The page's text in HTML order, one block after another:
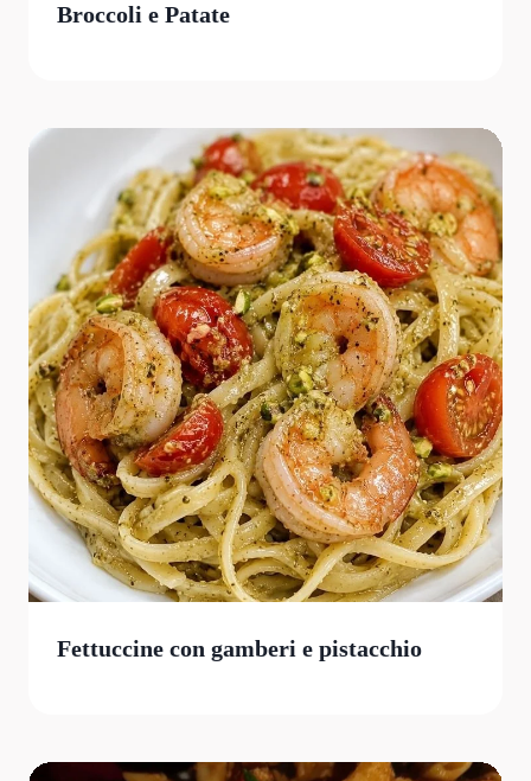
Broccoli e Patate
Fettuccine con gamberi e pistacchio